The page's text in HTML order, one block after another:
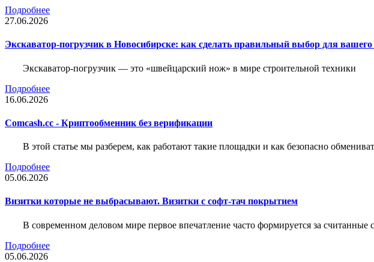
Подробнее
27.06.2026
Экскаватор-погрузчик в Новосибирске: как сделать правильный выбор для вашего
Экскаватор-погрузчик — это «швейцарский нож» в мире строительной техники
Подробнее
16.06.2026
Comcash.cc - Криптообменник без верификации
В этой статье мы разберем, как работают такие площадки и как безопасно
Подробнее
05.06.2026
Визитки которые не выбрасывают. Визитки с софт-тач покрытием
В современном деловом мире первое впечатление часто формируется за считанные
Подробнее
05.06.2026